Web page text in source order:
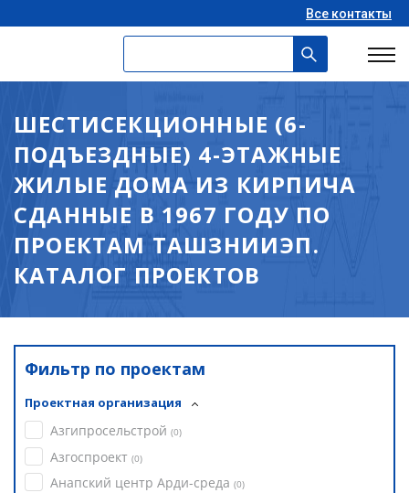
Все контакты
ШЕСТИСЕКЦИОННЫЕ (6-
ПОДЪЕЗДНЫЕ) 4-ЭТАЖНЫЕ
ЖИЛЫЕ ДОМА ИЗ КИРПИЧА
СДАННЫЕ В 1967 ГОДУ ПО
ПРОЕКТАМ ТАШЗНИИЭП.
КАТАЛОГ ПРОЕКТОВ
Фильтр по проектам
Проектная организация
Азгипросельстрой (0)
Азгоспроект (0)
Анапский центр Арди-среда (0)